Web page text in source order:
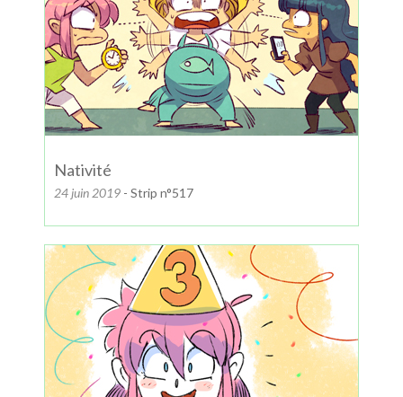
Nativité
24 juin 2019 - Strip n°517